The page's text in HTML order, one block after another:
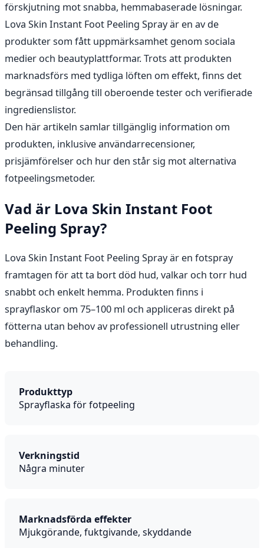
förskjutning mot snabba, hemmabaserade lösningar.
Lova Skin Instant Foot Peeling Spray är en av de
produkter som fått uppmärksamhet genom sociala
medier och beautyplattformar. Trots att produkten
marknadsförs med tydliga löften om effekt, finns det
begränsad tillgång till oberoende tester och verifierade
ingredienslistor.
Den här artikeln samlar tillgänglig information om
produkten, inklusive användarrecensioner,
prisjämförelser och hur den står sig mot alternativa
fotpeelingsmetoder.
Vad är Lova Skin Instant Foot
Peeling Spray?
Lova Skin Instant Foot Peeling Spray är en fotspray
framtagen för att ta bort död hud, valkar och torr hud
snabbt och enkelt hemma. Produkten finns i
sprayflaskor om 75–100 ml och appliceras direkt på
fötterna utan behov av professionell utrustning eller
behandling.
Produkttyp
Sprayflaska för fotpeeling
Verkningstid
Några minuter
Marknadsförda effekter
Mjukgörande, fuktgivande, skyddande